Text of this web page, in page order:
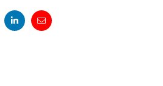
LinkedinEmail